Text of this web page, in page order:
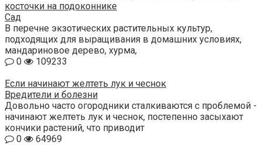
косточки на подоконнике
Сад
В перечне экзотических растительных культур,
подходящих для выращивания в домашних условиях,
мандариновое дерево, хурма,
0
109233
Если начинают желтеть лук и чеснок
Вредители и болезни
Довольно часто огородники сталкиваются с проблемой -
начинают желтеть лук и чеснок, постепенно засыхают
кончики растений, что приводит
0
64969